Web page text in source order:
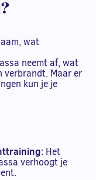
wat
neemt af, wat
verbrandt. Maar er
kun je je
: Het
verhoogt je